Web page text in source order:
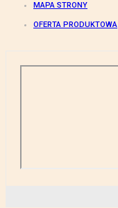
MAPA STRONY
OFERTA PRODUKTOWA